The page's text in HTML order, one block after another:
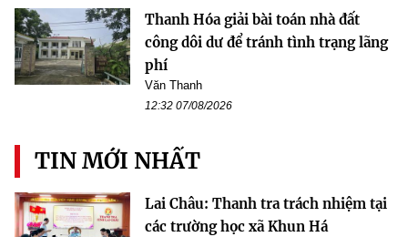
Thanh Hóa giải bài toán nhà đất
công dôi dư để tránh tình trạng lãng
phí
Văn Thanh
12:32 07/08/2026
TIN MỚI NHẤT
Lai Châu: Thanh tra trách nhiệm tại
các trường học xã Khun Há